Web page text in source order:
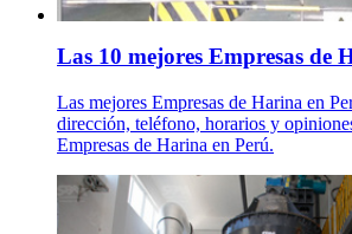
Las 10 mejores Empresas de
Las mejores Empresas de Harina en
dirección, teléfono, horarios y
Empresas de Harina en Perú.